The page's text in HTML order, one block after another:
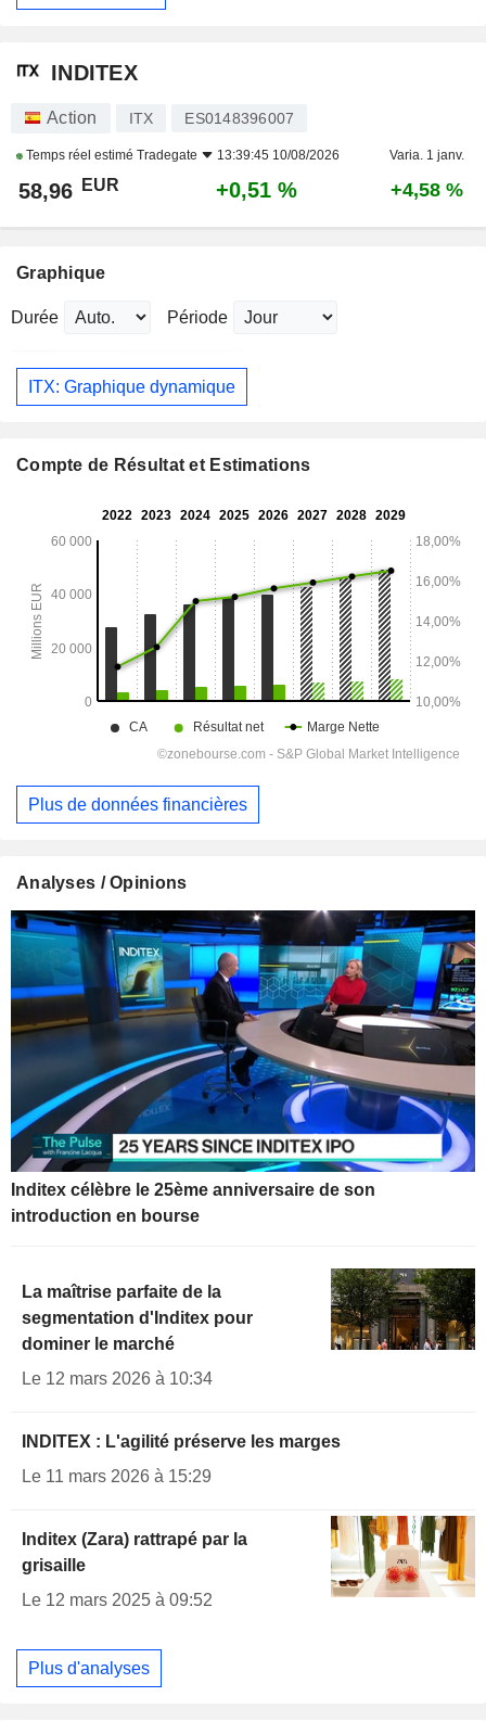
INDITEX
Action ITX ES0148396007
Temps réel estimé Tradegate 13:39:45 10/08/2026 Varia. 1 janv.
58,96 EUR +0,51 % +4,58 %
Graphique
Durée Période
ITX: Graphique dynamique
Compte de Résultat et Estimations
Plus de données financières
Analyses / Opinions
Inditex célèbre le 25ème anniversaire de son
introduction en bourse
La maîtrise parfaite de la
segmentation d'Inditex pour
dominer le marché
Le 12 mars 2026 à 10:34
INDITEX : L'agilité préserve les marges
Le 11 mars 2026 à 15:29
Inditex (Zara) rattrapé par la
grisaille
Le 12 mars 2025 à 09:52
Plus d'analyses